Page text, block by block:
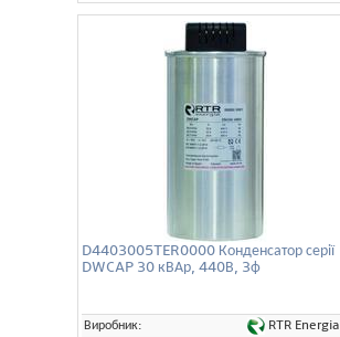
D4403005TER0000 Конденсатор серії
DWCAP 30 кВАр, 440В, 3ф
Виробник:
RTR Energia